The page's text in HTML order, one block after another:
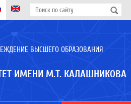
ВЫСШЕГО ОБРАЗОВАНИЯ
ИМЕНИ М.Т. КАЛАШНИКОВА